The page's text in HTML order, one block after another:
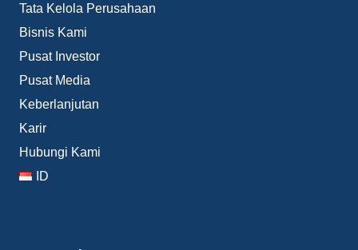
Tata Kelola Perusahaan
Bisnis Kami
Pusat Investor
Pusat Media
Keberlanjutan
Karir
Hubungi Kami
ID